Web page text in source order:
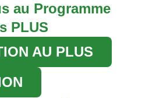
au Programme
PLUS
AU PLUS